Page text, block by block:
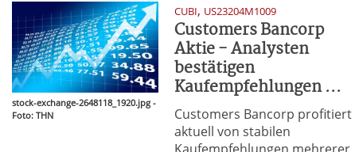
stock-exchange-2648118_1920.jpg -
Foto: THN
CUBI, US23204M1009
Customers Bancorp
Aktie - Analysten
bestätigen
Kaufempfehlungen ...
Customers Bancorp profitiert
aktuell von stabilen
Kaufempfehlungen mehrerer